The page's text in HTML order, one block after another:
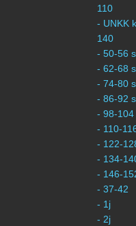
110
- UNKK
140
- 50-56
- 62-68
- 74-80
- 86-92
- 98-104
- 110-
- 122-
- 134-
- 146-
- 37-42
- 1j
- 2j